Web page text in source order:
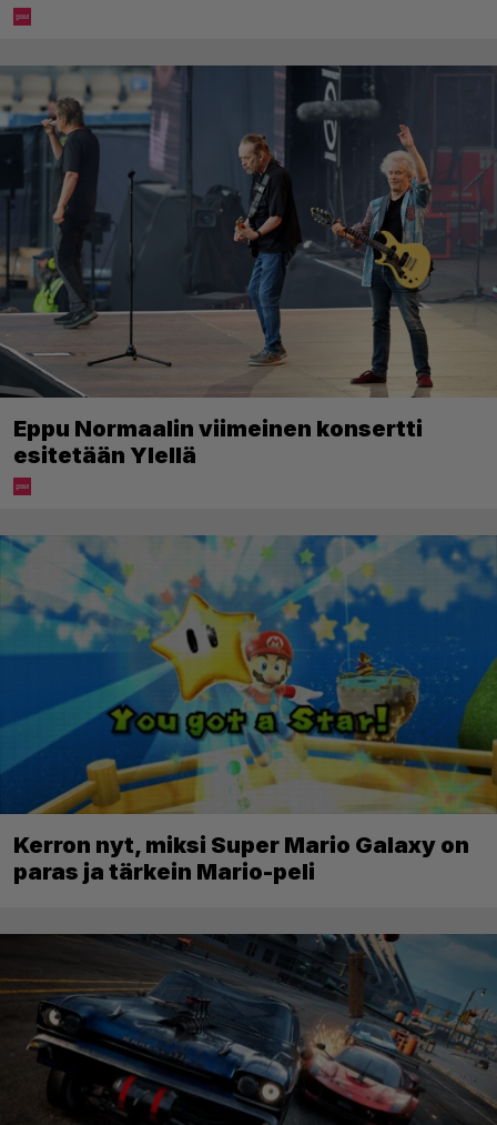
Eppu Normaalin viimeinen konsertti
esitetään Ylellä
Kerron nyt, miksi Super Mario Galaxy on
paras ja tärkein Mario-peli